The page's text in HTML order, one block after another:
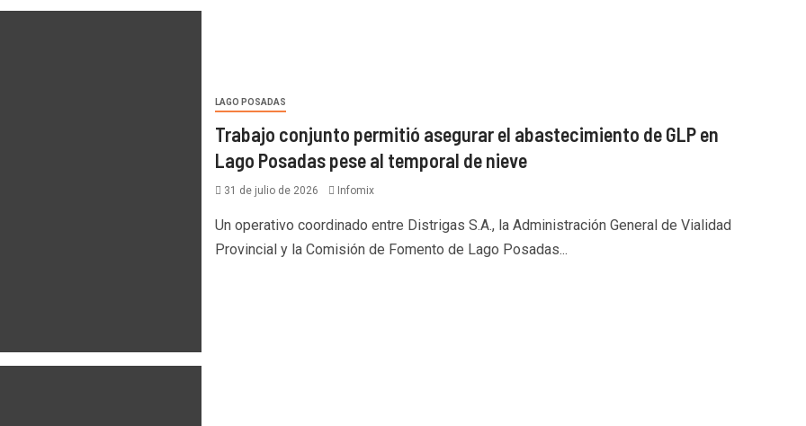
LAGO POSADAS
Trabajo conjunto permitió asegurar el abastecimiento de GLP en
Lago Posadas pese al temporal de nieve
31 de julio de 2026 Infomix
Un operativo coordinado entre Distrigas S.A., la Administración General de Vialidad
Provincial y la Comisión de Fomento de Lago Posadas...